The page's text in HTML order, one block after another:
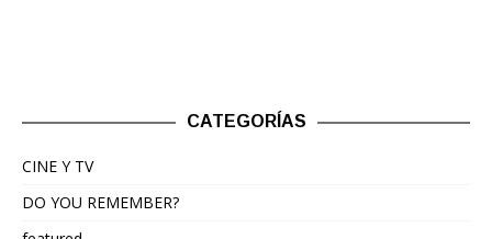
CATEGORÍAS
CINE Y TV
DO YOU REMEMBER?